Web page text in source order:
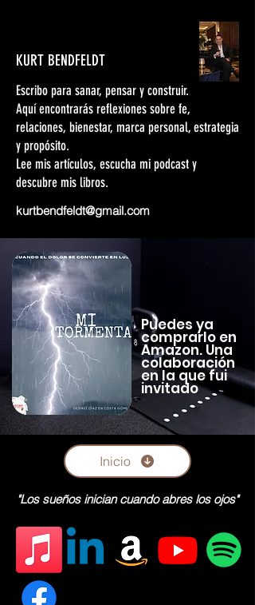
KURT BENDFELDT
Escribo para sanar, pensar y construir.
Aquí encontrarás reflexiones sobre fe,
relaciones, bienestar, marca personal, estrategia
y propósito.
Lee mis artículos, escucha mi podcast y
descubre mis libros.
kurtbendfeldt@gmail.com
Puedes ya
comprarlo en
Amazon. Una
colaboración
en la que fui
invitado
Inicio
"Los sueños inician cuando abres los ojos"